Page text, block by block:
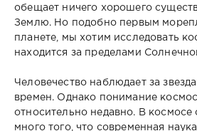
обещает ничего хорошего
Землю. Но подобно первым
планете, мы хотим исследовать
находится за пределами
Человечество наблюдает за
времен. Однако понимание
относительно недавно. В космосе
много того, что современная